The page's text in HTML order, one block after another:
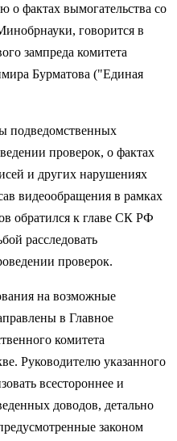
о фактах вымогательства со
говорится в
зампреда комитета
Бурматова ("Единая
подведомственных
проверок, о фактах
и других нарушениях
видеообращения в рамках
обратился к главе СК РФ
расследовать
проверок.
на возможные
в Главное
комитета
Руководителю указанного
всестороннее и
доводов, детально
законом